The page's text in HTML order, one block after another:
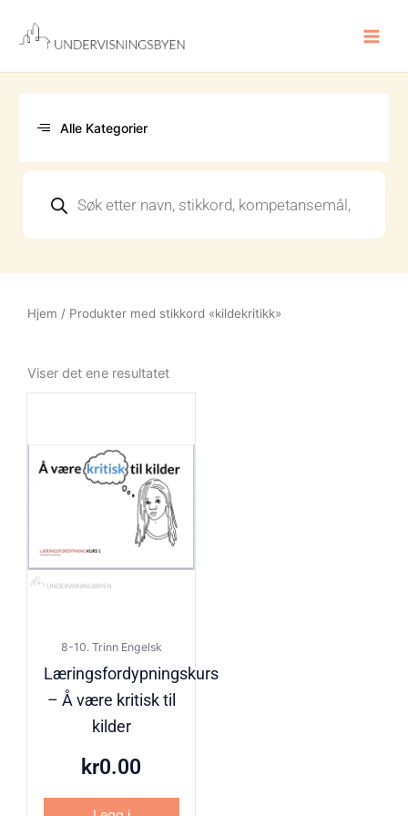
innholdet
Alle Kategorier
search
Hjem / Produkter med stikkord «kildekritikk»
Viser det ene resultatet
8-10. Trinn Engelsk
Læringsfordypningskurs
– Å være kritisk til
kilder
kr0.00